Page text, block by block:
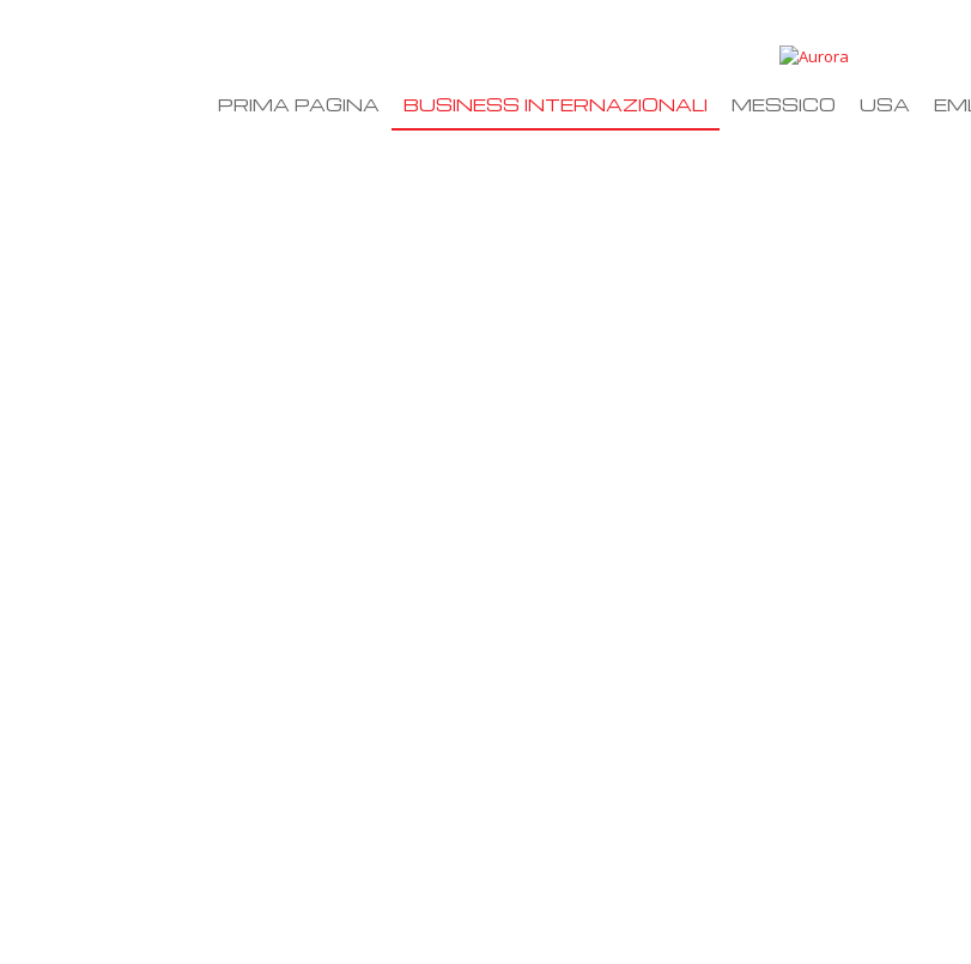
PRIMA PAGINA BUSINESS INTERNAZIONALI MESSICO USA EML